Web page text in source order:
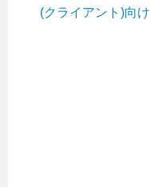
(クライアント)向け